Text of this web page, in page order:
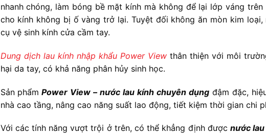
nhanh chóng, làm bóng bề mặt kính mà không để lại lớp váng
cho kính không bị ố vàng trở lại. Tuyệt đối không ăn mòn kim loại,
cụ vệ sinh kính cửa cầm tay.
Dung dịch lau kính nhập khẩu Power View thân thiện với môi
hại da tay, có khả năng phân hủy sinh học.
Sản phẩm Power View – nước lau kính chuyên dụng đậm đặc,
nhà cao tầng, nâng cao năng suất lao động, tiết kiệm thời gian chi
Với các tính năng vượt trội ở trên, có thể khẳng định đượcnước